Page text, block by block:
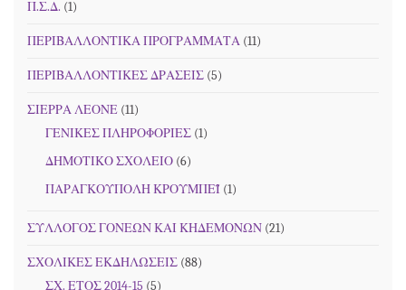
Π.Σ.Δ. (1)
ΠΕΡΙΒΑΛΛΟΝΤΙΚΑ ΠΡΟΓΡΑΜΜΑΤΑ (11)
ΠΕΡΙΒΑΛΛΟΝΤΙΚΕΣ ΔΡΑΣΕΙΣ (5)
ΣΙΕΡΡΑ ΛΕΟΝΕ (11)
ΓΕΝΙΚΕΣ ΠΛΗΡΟΦΟΡΙΕΣ (1)
ΔΗΜΟΤΙΚΟ ΣΧΟΛΕΙΟ (6)
ΠΑΡΑΓΚΟΥΠΟΛΗ ΚΡΟΥΜΠΕΪ (1)
ΣΥΛΛΟΓΟΣ ΓΟΝΕΩΝ ΚΑΙ ΚΗΔΕΜΟΝΩΝ (21)
ΣΧΟΛΙΚΕΣ ΕΚΔΗΛΩΣΕΙΣ (88)
ΣΧ. ΕΤΟΣ 2014-15 (5)